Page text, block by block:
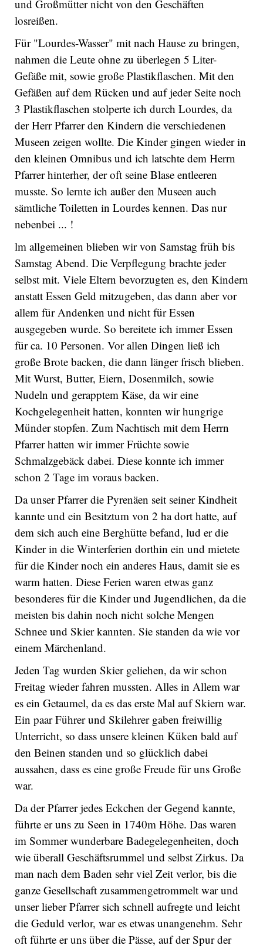
und Großmütter nicht von den Geschäften
losreißen.
Für "Lourdes-Wasser" mit nach Hause zu bringen,
nahmen die Leute ohne zu überlegen 5 Liter-
Gefäße mit, sowie große Plastikflaschen. Mit den
Gefäßen auf dem Rücken und auf jeder Seite noch
3 Plastikflaschen stolperte ich durch Lourdes, da
der Herr Pfarrer den Kindern die verschiedenen
Museen zeigen wollte. Die Kinder gingen wieder in
den kleinen Omnibus und ich latschte dem Herrn
Pfarrer hinterher, der oft seine Blase entleeren
musste. So lernte ich außer den Museen auch
sämtliche Toiletten in Lourdes kennen. Das nur
nebenbei ... !
lm allgemeinen blieben wir von Samstag früh bis
Samstag Abend. Die Verpflegung brachte jeder
selbst mit. Viele Eltern bevorzugten es, den Kindern
anstatt Essen Geld mitzugeben, das dann aber vor
allem für Andenken und nicht für Essen
ausgegeben wurde. So bereitete ich immer Essen
für ca. 10 Personen. Vor allen Dingen ließ ich
große Brote backen, die dann länger frisch blieben.
Mit Wurst, Butter, Eiern, Dosenmilch, sowie
Nudeln und gerapptem Käse, da wir eine
Kochgelegenheit hatten, konnten wir hungrige
Münder stopfen. Zum Nachtisch mit dem Herrn
Pfarrer hatten wir immer Früchte sowie
Schmalzgebäck dabei. Diese konnte ich immer
schon 2 Tage im voraus backen.
Da unser Pfarrer die Pyrenäen seit seiner Kindheit
kannte und ein Besitztum von 2 ha dort hatte, auf
dem sich auch eine Berghütte befand, lud er die
Kinder in die Winterferien dorthin ein und mietete
für die Kinder noch ein anderes Haus, damit sie es
warm hatten. Diese Ferien waren etwas ganz
besonderes für die Kinder und Jugendlichen, da die
meisten bis dahin noch nicht solche Mengen
Schnee und Skier kannten. Sie standen da wie vor
einem Märchenland.
Jeden Tag wurden Skier geliehen, da wir schon
Freitag wieder fahren mussten. Alles in Allem war
es ein Getaumel, da es das erste Mal auf Skiern war.
Ein paar Führer und Skilehrer gaben freiwillig
Unterricht, so dass unsere kleinen Küken bald auf
den Beinen standen und so glücklich dabei
aussahen, dass es eine große Freude für uns Große
war.
Da der Pfarrer jedes Eckchen der Gegend kannte,
führte er uns zu Seen in 1740m Höhe. Das waren
im Sommer wunderbare Badegelegenheiten, doch
wie überall Geschäftsrummel und selbst Zirkus. Da
man nach dem Baden sehr viel Zeit verlor, bis die
ganze Gesellschaft zusammengetrommelt war und
unser lieber Pfarrer sich schnell aufregte und leicht
die Geduld verlor, war es etwas unangenehm. Sehr
oft führte er uns über die Pässe, auf der Spur der